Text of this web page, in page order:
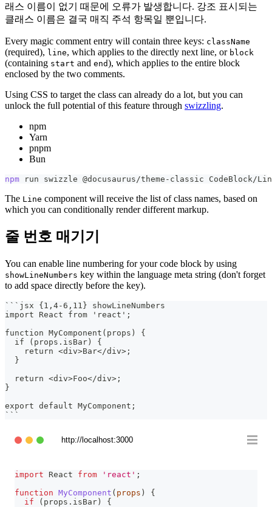
래스 이름이 없기 때문에 오류가 발생합니다. 강조 표시되는
클래스 이름은 결국 매직 주석 항목일 뿐입니다.
Every magic comment entry will contain three keys: className
(required), line, which applies to the directly next line, or block
(containing start and end), which applies to the entire block
enclosed by the two comments.
Using CSS to target the class can already do a lot, but you can
unlock the full potential of this feature through swizzling.
npm
Yarn
pnpm
Bun
npm run swizzle @docusaurus/theme-classic CodeBlock/
The Line component will receive the list of class names, based on
which you can conditionally render different markup.
줄 번호 매기기
You can enable line numbering for your code block by using
showLineNumbers key within the language meta string (don't forget
to add space directly before the key).
``` jsx {1,4-6,11} showLineNumbers
import React from 'react';
function MyComponent(props) {
  if (props.isBar) {
    return <div>Bar</div>;
  }
  return <div>Foo</div>;
}
export default MyComponent;
```
http://localhost:3000
import React from 'react' ;
function MyComponent ( props )
{
if
( props . isBar )
{